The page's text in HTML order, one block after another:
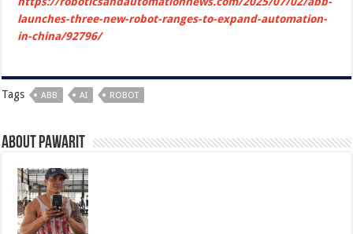
launches-three-new-robot-ranges-to-expand-automation-
in-china/92796/
Tags ABB AI ROBOT
About pawarit